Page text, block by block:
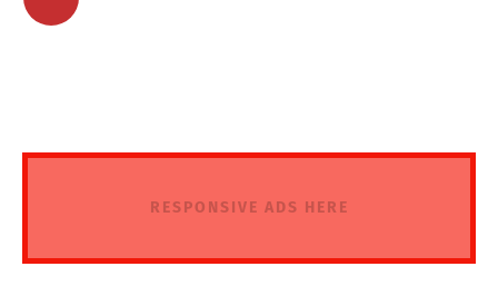
RESPONSIVE ADS HERE